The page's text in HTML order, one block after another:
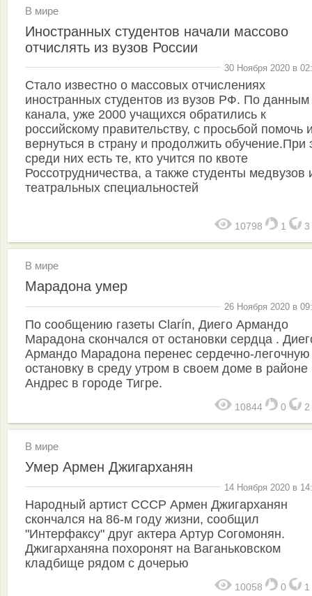
В мире
Иностранных студентов начали массово
отчислять из вузов России
30 Ноября 2020 в
Стало известно о массовых отчислениях
иностранных студентов из вузов РФ. По данным
канала, уже 2000 учащихся обратились к
российскому правительству, с просьбой помочь
вернуться в страну и продолжить обучение.При
среди них есть те, кто учится по квоте
Россотрудничества, а также студенты медвузов
театральных специальностей
10798 1 3
В мире
Марадона умер
26 Ноября 2020 в
По сообщению газеты Clarín, Диего Армандо
Марадона скончался от остановки сердца .
Армандо Марадона перенес сердечно-легочную
остановку в среду утром в своем доме в
Андрес в городе Тигре.
10844 0 2
В мире
Умер Армен Джигарханян
14 Ноября 2020 в
Народный артист СССР Армен Джигарханян
скончался на 86-м году жизни, сообщил
"Интерфаксу" друг актера Артур Согомонян.
Джигарханяна похоронят на Ваганьковском
кладбище рядом с дочерью
10058 0 1